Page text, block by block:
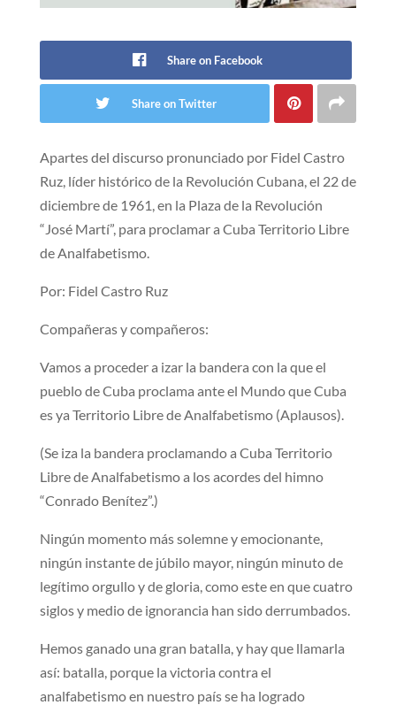
Share on Facebook
Share on Twitter
Apartes del discurso pronunciado por Fidel Castro
Ruz, líder histórico de la Revolución Cubana, el 22 de
diciembre de 1961, en la Plaza de la Revolución
“José Martí”, para proclamar a Cuba Territorio Libre
de Analfabetismo.
Por: Fidel Castro Ruz
Compañeras y compañeros:
Vamos a proceder a izar la bandera con la que el
pueblo de Cuba proclama ante el Mundo que Cuba
es ya Territorio Libre de Analfabetismo (Aplausos).
(Se iza la bandera proclamando a Cuba Territorio
Libre de Analfabetismo a los acordes del himno
“Conrado Benítez”.)
Ningún momento más solemne y emocionante,
ningún instante de júbilo mayor, ningún minuto de
legítimo orgullo y de gloria, como este en que cuatro
siglos y medio de ignorancia han sido derrumbados.
Hemos ganado una gran batalla, y hay que llamarla
así: batalla, porque la victoria contra el
analfabetismo en nuestro país se ha logrado